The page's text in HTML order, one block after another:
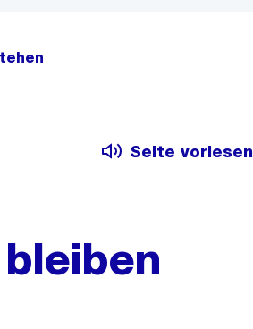
Seite vorlesen